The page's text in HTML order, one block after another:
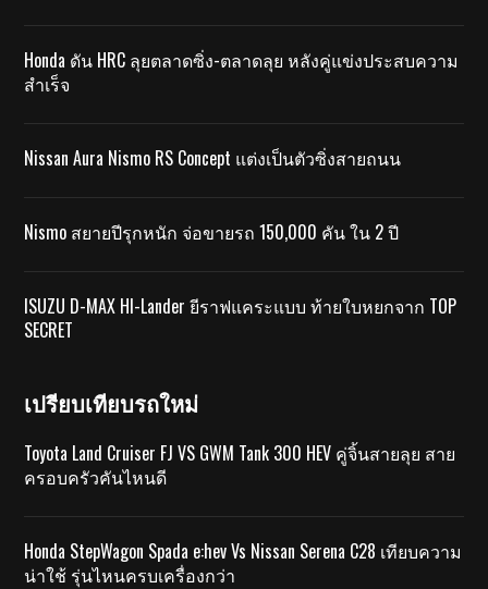
Honda ดัน HRC ลุยตลาดซิ่ง-ตลาดลุย หลังคู่แข่งประสบความ
สำเร็จ
Nissan Aura Nismo RS Concept แต่งเป็นตัวซิ่งสายถนน
Nismo สยายปีรุกหนัก จ่อขายรถ 150,000 คัน ใน 2 ปี
ISUZU D-MAX HI-Lander ยีราฟแคระแบบ ท้ายใบหยกจาก TOP
SECRET
เปรียบเทียบรถใหม่
Toyota Land Cruiser FJ VS GWM Tank 300 HEV คู่จิ้นสายลุย สาย
ครอบครัวคันไหนดี
Honda StepWagon Spada e:hev Vs Nissan Serena C28 เทียบความ
น่าใช้ รุ่นไหนครบเครื่องกว่า